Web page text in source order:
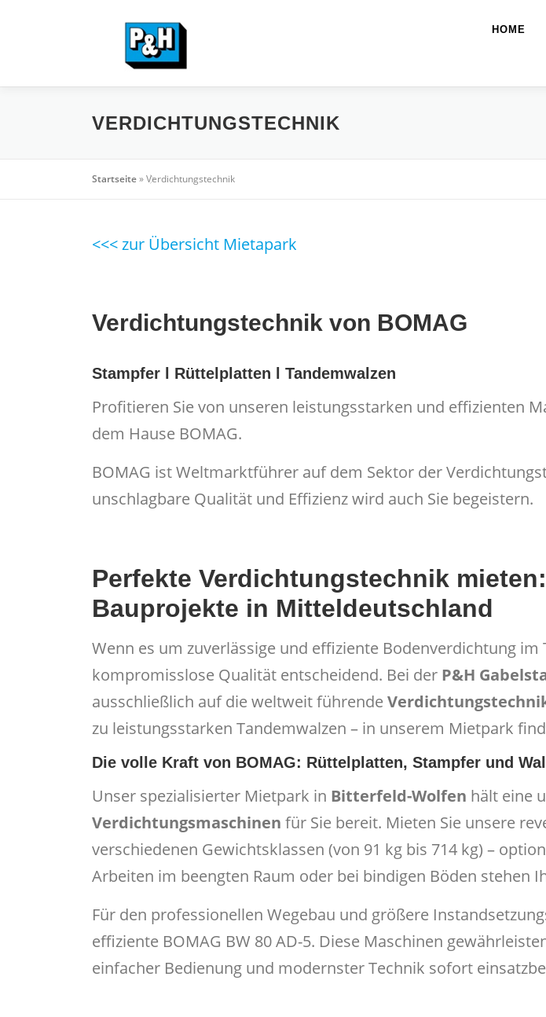
HOME
VERDICHTUNGSTECHNIK
Startseite»Verdichtungstechnik
<<< zur Übersicht Mietapark
Verdichtungstechnik von BOMAG
Stampfer l Rüttelplatten l Tandemwalzen
Profitieren Sie von unseren leistungsstarken und effizienten
dem Hause BOMAG.
BOMAG ist Weltmarktführer auf dem Sektor der
unschlagbare Qualität und Effizienz wird auch Sie begeistern.
Perfekte Verdichtungstechnik
Bauprojekte in Mitteldeutschland
Wenn es um zuverlässige und effiziente Bodenverdichtung
kompromisslose Qualität entscheidend. Bei der P&H
ausschließlich auf die weltweit führende
zu leistungsstarken Tandemwalzen – in unserem Mietpark
Die volle Kraft von BOMAG: Rüttelplatten, Stampfer und
Unser spezialisierter Mietpark in Bitterfeld-Wolfen hält eine
Verdichtungsmaschinen für Sie bereit. Mieten Sie unsere
verschiedenen Gewichtsklassen (von 91 kg bis 714 kg) –
Arbeiten im beengten Raum oder bei bindigen Böden stehen
Für den professionellen Wegebau und größere
effiziente BOMAG BW 80 AD-5. Diese Maschinen
einfacher Bedienung und modernster Technik sofort